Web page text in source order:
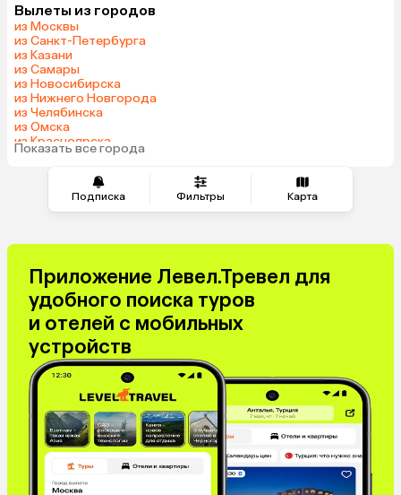
Подписка Фильтры Карта
Вылеты из городов
из Москвы
из Санкт-Петербурга
из Казани
из Самары
из Новосибирска
из Нижнего Новгорода
из Челябинска
из Омска
из Красноярска
из Волгограда
Показать все города
Приложение Левел.Тревел для
удобного поиска туров
и отелей с мобильных
устройств